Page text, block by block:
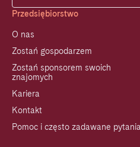
Przedsiębiorstwo
O nas
Zostań gospodarzem
Zostań sponsorem swoich
znajomych
Kariera
Kontakt
Pomoc i często zadawane pytania